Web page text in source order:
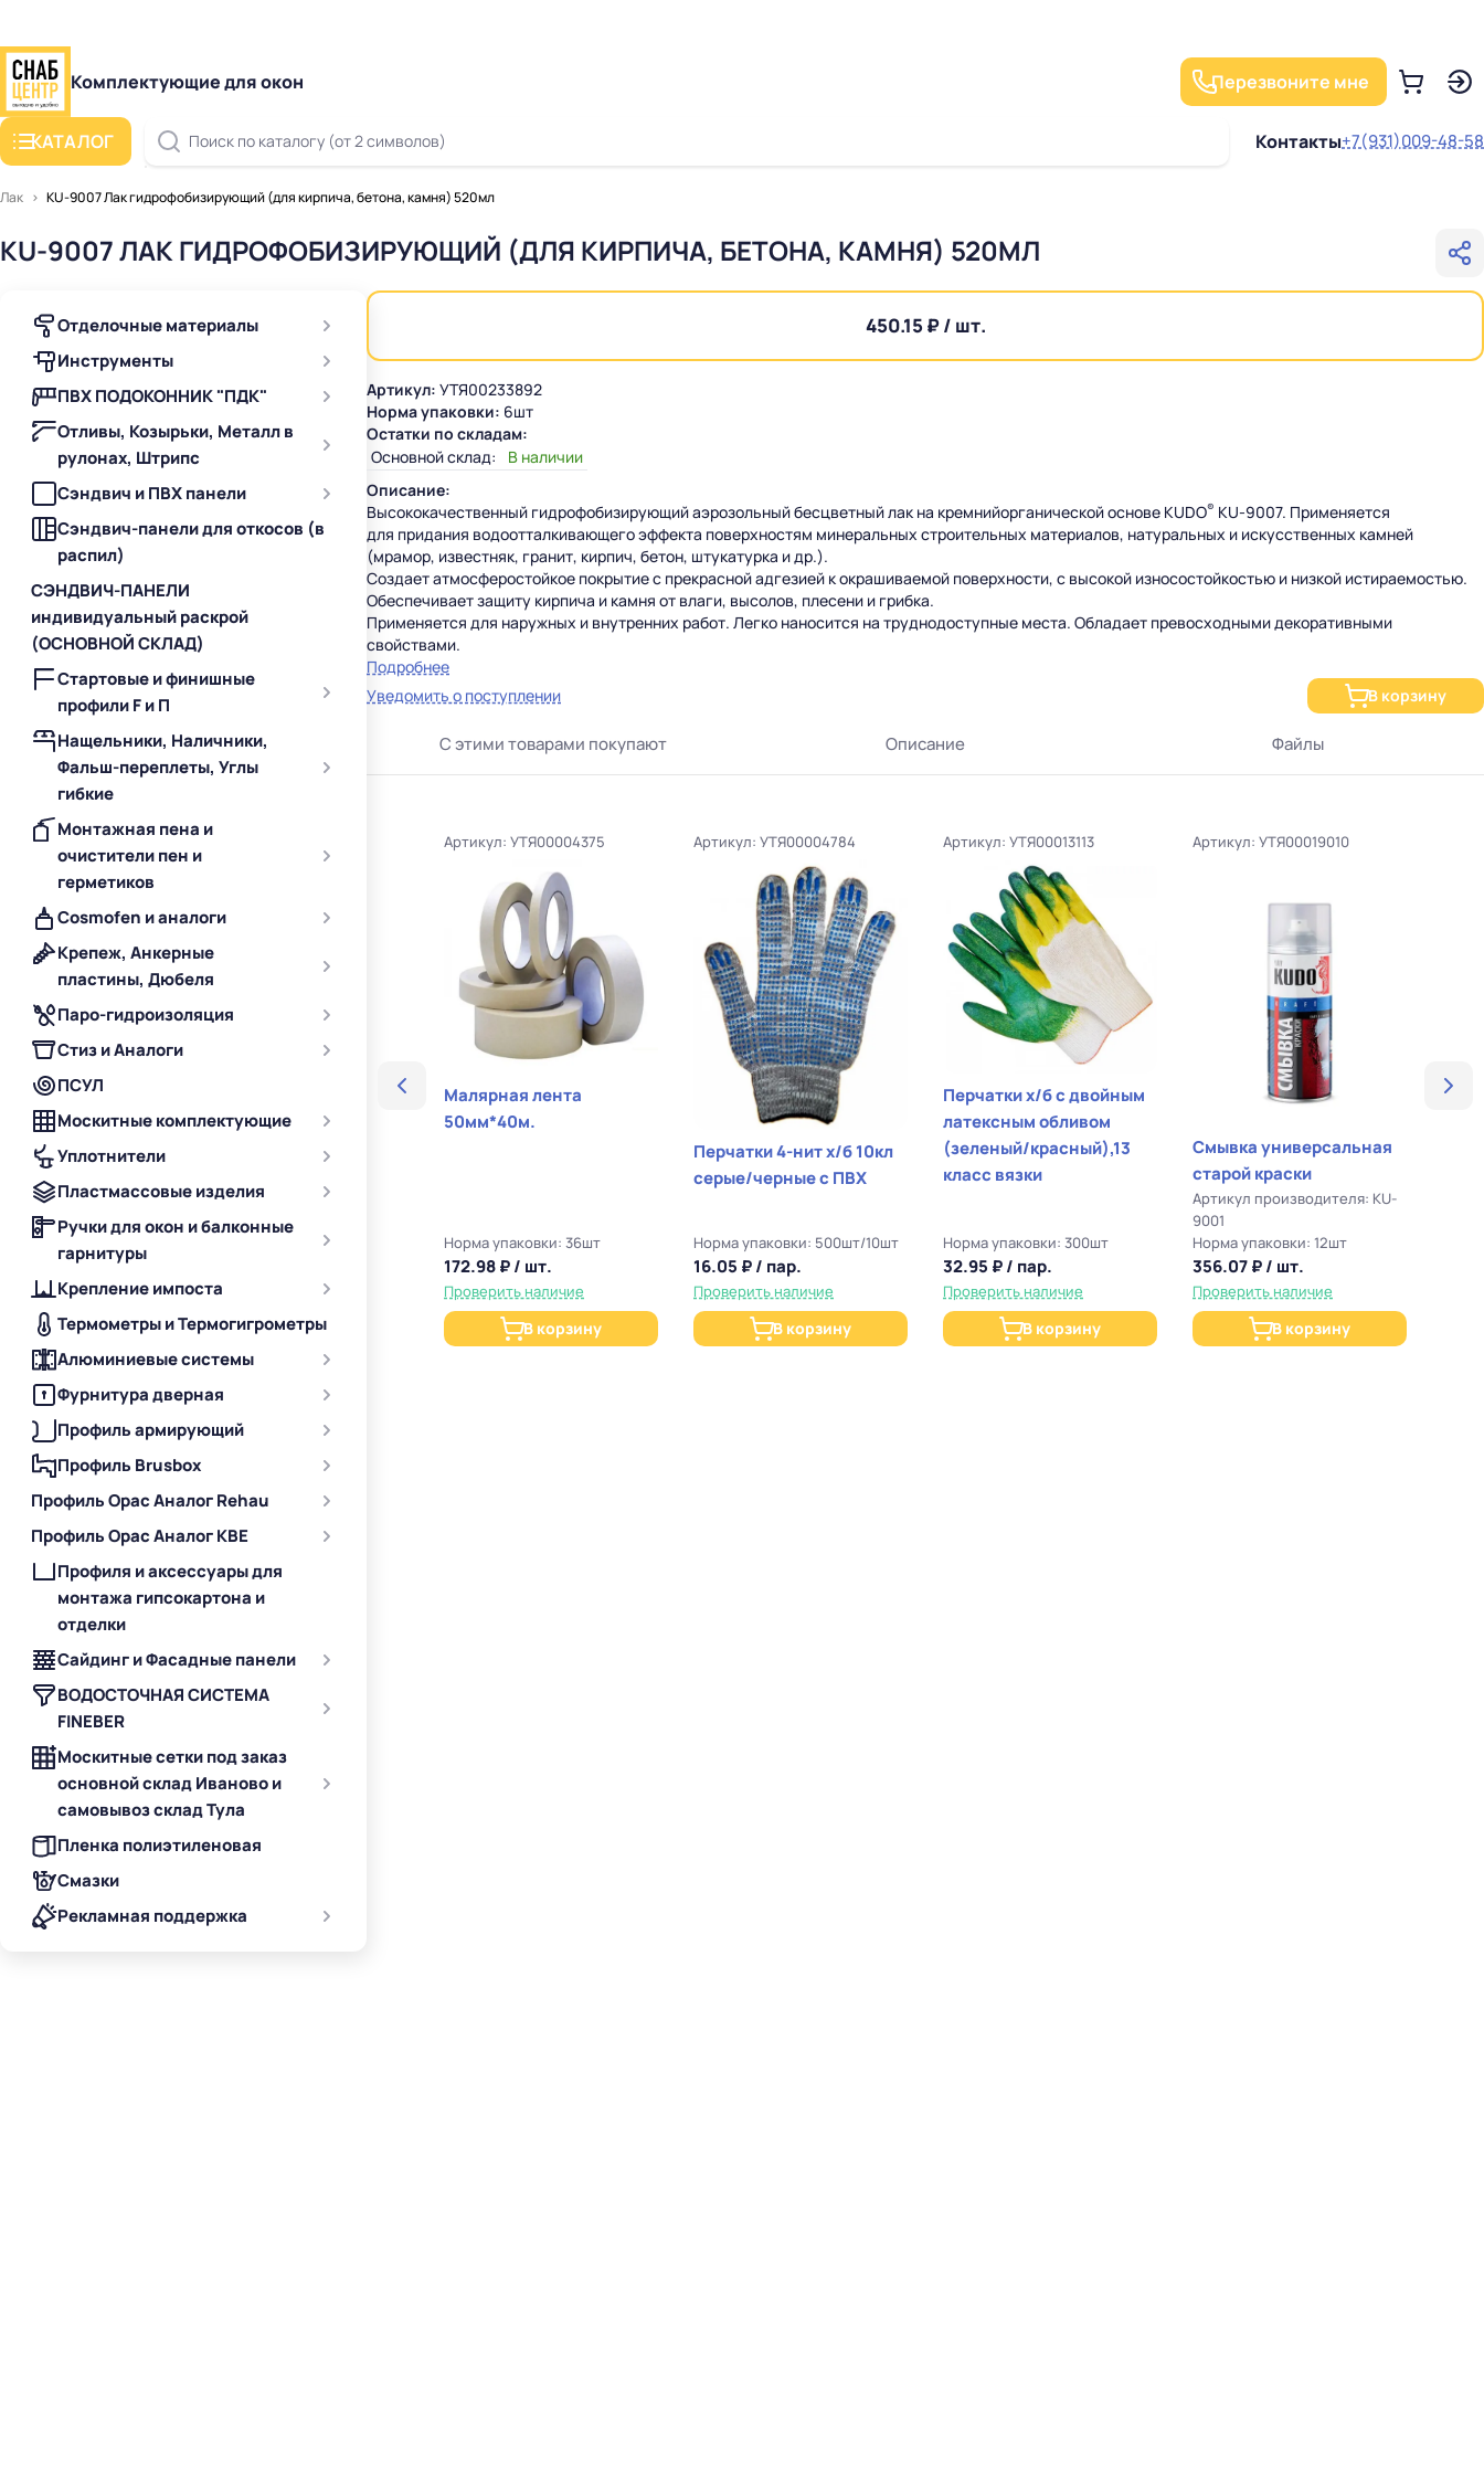
Комплектующие для окон Перезвоните мне
КАТАЛОГ Поиск по каталогу (от 2 символов) Контакты+7(931)009-48-58
Лак KU-9007 Лак гидрофобизирующий (для кирпича, бетона, камня) 520мл
KU-9007 ЛАК ГИДРОФОБИЗИРУЮЩИЙ (ДЛЯ КИРПИЧА, БЕТОНА, КАМНЯ) 520МЛ
Отделочные материалы
Инструменты
ПВХ ПОДОКОННИК "ПДК"
Отливы, Козырьки, Металл в
рулонах, Штрипс
Сэндвич и ПВХ панели
Сэндвич-панели для откосов (в
распил)
СЭНДВИЧ-ПАНЕЛИ
индивидуальный раскрой
(ОСНОВНОЙ СКЛАД)
Стартовые и финишные
профили F и П
Нащельники, Наличники,
Фальш-переплеты, Углы
гибкие
Монтажная пена и
очистители пен и
герметиков
Cosmofen и аналоги
Крепеж, Анкерные
пластины, Дюбеля
Паро-гидроизоляция
Стиз и Аналоги
ПСУЛ
Москитные комплектующие
Уплотнители
Пластмассовые изделия
Ручки для окон и балконные
гарнитуры
Крепление импоста
Термометры и Термогигрометры
Алюминиевые системы
Фурнитура дверная
Профиль армирующий
Профиль Brusbox
Профиль Орас Аналог Rehau
Профиль Орас Аналог KBE
Профиля и аксессуары для
монтажа гипсокартона и
отделки
Сайдинг и Фасадные панели
ВОДОСТОЧНАЯ СИСТЕМА
FINEBER
Москитные сетки под заказ
основной склад Иваново и
самовывоз склад Тула
Пленка полиэтиленовая
Смазки
Рекламная поддержка
450.15 ₽ / шт.
Артикул: УТЯ00233892
Норма упаковки: 6шт
Остатки по складам:
Основной склад:
В наличии
Описание:
Высококачественный гидрофобизирующий аэрозольный бесцветный лак на кремнийорганической основе KUDO® KU-9007. Применяется
для придания водоотталкивающего эффекта поверхностям минеральных строительных материалов, натуральных и искусственных камней
(мрамор, известняк, гранит, кирпич, бетон, штукатурка и др.).
Создает атмосферостойкое покрытие с прекрасной адгезией к окрашиваемой поверхности, с высокой износостойкостью и низкой истираемостью.
Обеспечивает защиту кирпича и камня от влаги, высолов, плесени и грибка.
Применяется для наружных и внутренних работ. Легко наносится на труднодоступные места. Обладает превосходными декоративными
свойствами.
Подробнее
Уведомить о поступлении
В корзину
С этими товарами покупают Описание Файлы
Артикул: УТЯ00004375
Малярная лента
50мм*40м.
Норма упаковки: 36шт
172.98 ₽ / шт.
Проверить наличие
В корзину
Артикул: УТЯ00004784
Перчатки 4-нит х/б 10кл
серые/черные с ПВХ
Норма упаковки: 500шт/10шт
16.05 ₽ / пар.
Проверить наличие
В корзину
Артикул: УТЯ00013113
Перчатки х/б с двойным
латексным обливом
(зеленый/красный),13
класс вязки
Норма упаковки: 300шт
32.95 ₽ / пар.
Проверить наличие
В корзину
Артикул: УТЯ00019010
Смывка универсальная
старой краски
Артикул производителя: KU-
9001
Норма упаковки: 12шт
356.07 ₽ / шт.
Проверить наличие
В корзину